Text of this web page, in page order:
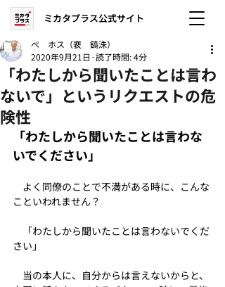
ミカタプラス公式サイト
「わたしから聞いたことは言わ
ないで」というリクエストの危
険性
ぺ ホス（裵 鎬洙）
2020年9月21日 読了時間: 4分
「わたしから聞いたことは言わな
いでください」
よく同僚のことで不満がある時に、こんな
こといわれません？
「わたしから聞いたことは言わないでくだ
さい」
当の本人に、自分からは言えないからと、